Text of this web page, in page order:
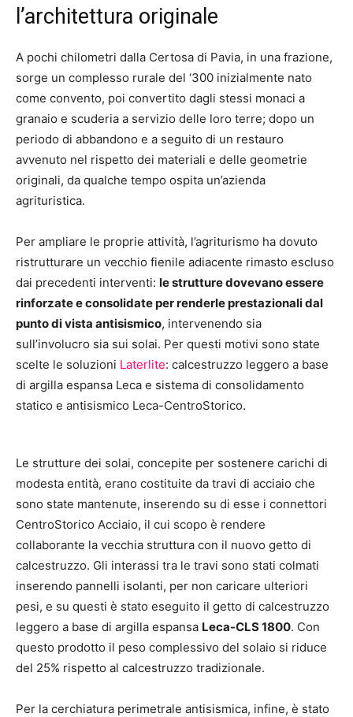
l’architettura originale
A pochi chilometri dalla Certosa di Pavia, in una frazione,
sorge un complesso rurale del ‘300 inizialmente nato
come convento, poi convertito dagli stessi monaci a
granaio e scuderia a servizio delle loro terre; dopo un
periodo di abbandono e a seguito di un restauro
avvenuto nel rispetto dei materiali e delle geometrie
originali, da qualche tempo ospita un’azienda
agrituristica.
Per ampliare le proprie attività, l’agriturismo ha dovuto
ristrutturare un vecchio fienile adiacente rimasto escluso
dai precedenti interventi: le strutture dovevano essere
rinforzate e consolidate per renderle prestazionali dal
punto di vista antisismico, intervenendo sia
sull’involucro sia sui solai. Per questi motivi sono state
scelte le soluzioni Laterlite: calcestruzzo leggero a base
di argilla espansa Leca e sistema di consolidamento
statico e antisismico Leca-CentroStorico.
Le strutture dei solai, concepite per sostenere carichi di
modesta entità, erano costituite da travi di acciaio che
sono state mantenute, inserendo su di esse i connettori
CentroStorico Acciaio, il cui scopo è rendere
collaborante la vecchia struttura con il nuovo getto di
calcestruzzo. Gli interassi tra le travi sono stati colmati
inserendo pannelli isolanti, per non caricare ulteriori
pesi, e su questi è stato eseguito il getto di calcestruzzo
leggero a base di argilla espansa Leca-CLS 1800. Con
questo prodotto il peso complessivo del solaio si riduce
del 25% rispetto al calcestruzzo tradizionale.
Per la cerchiatura perimetrale antisismica, infine, è stato